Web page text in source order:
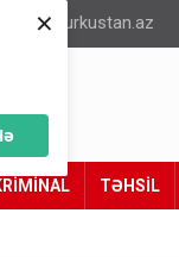
×
info@turkustan.az
TƏHSİL